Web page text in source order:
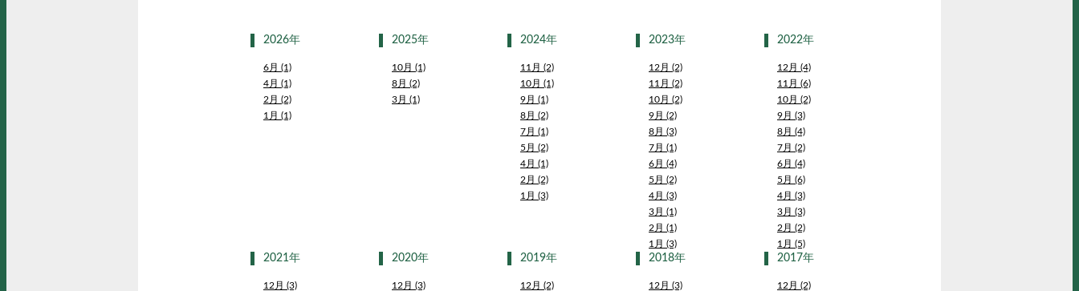
2026年
6月 (1)
4月 (1)
2月 (2)
1月 (1)
2025年
10月 (1)
8月 (2)
3月 (1)
2024年
11月 (2)
10月 (1)
9月 (1)
8月 (2)
7月 (1)
5月 (2)
4月 (1)
2月 (2)
1月 (3)
2023年
12月 (2)
11月 (2)
10月 (2)
9月 (2)
8月 (3)
7月 (1)
6月 (4)
5月 (2)
4月 (3)
3月 (1)
2月 (1)
1月 (3)
2022年
12月 (4)
11月 (6)
10月 (2)
9月 (3)
8月 (4)
7月 (2)
6月 (4)
5月 (6)
4月 (3)
3月 (3)
2月 (2)
1月 (5)
2021年
12月 (3)
2020年
12月 (3)
2019年
12月 (2)
2018年
12月 (3)
2017年
12月 (2)